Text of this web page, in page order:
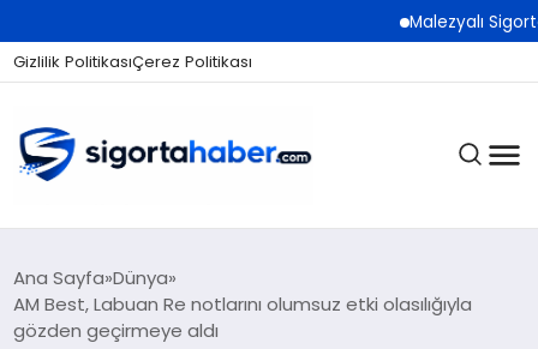
Malezyalı Sigorta
Gizlilik PolitikasıÇerez Politikası
SIGORTA
Ana Sayfa Dünya
AM Best, Labuan Re notlarını olumsuz etki olasılığıyla
gözden geçirmeye aldı